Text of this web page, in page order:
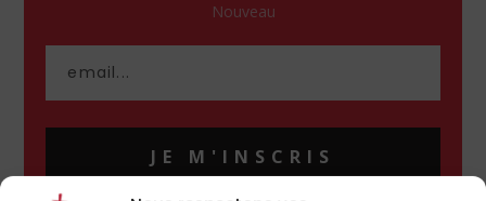
Nouveau
JE M'INSCRIS